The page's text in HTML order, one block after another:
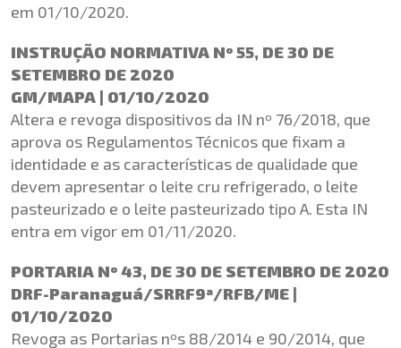
em 01/10/2020.
INSTRUÇÃO NORMATIVA Nº 55, DE 30 DE
SETEMBRO DE 2020
GM/MAPA | 01/10/2020
Altera e revoga dispositivos da IN nº 76/2018, que
aprova os Regulamentos Técnicos que fixam a
identidade e as características de qualidade que
devem apresentar o leite cru refrigerado, o leite
pasteurizado e o leite pasteurizado tipo A. Esta IN
entra em vigor em 01/11/2020.
PORTARIA Nº 43, DE 30 DE SETEMBRO DE 2020
DRF-Paranaguá/SRRF9ª/RFB/ME |
01/10/2020
Revoga as Portarias nºs 88/2014 e 90/2014, que